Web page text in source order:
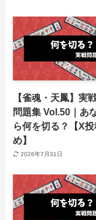
【雀魂・天鳳】実
問題集 Vol.50｜あ
ら何を切る？【X投
め】
2026年7月31日